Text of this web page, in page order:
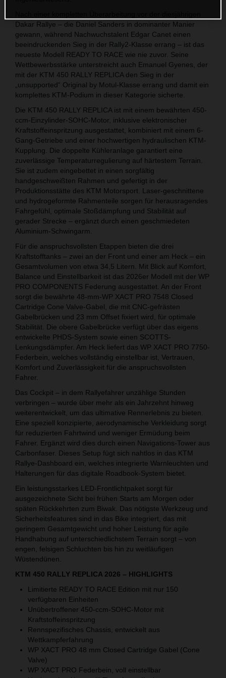
Dakar Rallye – die Daniel Sanders in dominanter Manier
gewann, während Nachwuchstalent Edgar Canet einen
beeindruckenden Sieg in der Rally2-Klasse errang – ist das
neueste Modell READY TO RACE wie nie zuvor. Seine
Wettbewerbsstärke unterstreicht auch Emanuel Gyenes, der
mit der KTM 450 RALLY REPLICA den Sieg in der
„unsupported“ Original by Motul-Klasse errang und damit ein
komplettes KTM-Podium in dieser Kategorie sicherte.
Die KTM 450 RALLY REPLICA ist mit einem bewährten 450-
ccm-Einzylinder-SOHC-Motor, inklusive elektronischer
Kraftstoffeinspritzung ausgestattet, kombiniert mit einem 6-
Gang-Getriebe und einer hochwertigen hydraulischen KTM-
Kupplung. Die doppelte Kühleranlage garantiert eine
zuverlässige Temperaturregulierung auf härtestem Terrain.
Sie ist zudem eingebettet in einen sorgfältig
handgeschweißten Rahmen und gefertigt in der
Produktionsstätte des KTM Motorsport. Laser-geschnittene
und hydrogeformte Rahmenteile sorgen für herausragendes
Fahrgefühl, optimale Stoßdämpfung und Stabilität auf
gerader Strecke – ergänzt durch einen geschmiedeten
Aluminium-Schwingarm.
Für die anspruchsvollsten Etappen bieten die drei
Kraftstofftanks – zwei an der Front und einer am Heck – ein
Gesamtvolumen von etwa 34,5 Litern. Mit Blick auf Komfort,
Balance und Einstellbarkeit ist das 2026er Modell mit der WP
PRO COMPONENTS Federung ausgestattet. An der Front
sorgt die bewährte 48-mm-WP XACT PRO 7548 Closed
Cartridge Cone Valve-Gabel, die mit CNC-gefrästen
Gabelbrücken und 23 mm Offset fixiert wird, für optimale
Stabilität. Die obere Gabelbrücke verfügt über das eigens
entwickelte PHDS-System sowie einen SCOTTS-
Lenkungsdämpfer. Am Heck liefert das WP XACT PRO 7750-
Federbein, welches vollständig einstellbar ist, Vertrauen,
Komfort und Zuverlässigkeit für die anspruchsvollsten
Fahrer.
Das Cockpit – in dem Rallyefahrer unzählige Stunden
verbringen – wurde über mehr als ein Jahrzehnt hinweg
weiterentwickelt, um das ultimative Rennerlebnis zu bieten.
Eine speziell konzipierte, aerodynamische Verkleidung sorgt
für reduzierten Fahrtwind und weniger Ermüdung beim
Fahrer. Ergänzt wird dies durch einen Navigations-Tower aus
Carbonfaser. Dieses Setup fügt sich nahtlos in das KTM
Rallye-Dashboard ein, welches integrierte Warnleuchten und
Halterungen für das digitale Roadbook-System bietet.
Ein leistungsstarkes LED-Frontlichtpaket sorgt für
ausgezeichnete Sicht bei frühen Starts am Morgen oder
späten Rückkehrten zum Biwak. Das nötigste Werkzeug und
Sicherheitsfeatures sind in das Bike integriert, das mit
geringem Gesamtgewicht und hoher Leistung für agile
Handhabung auf unterschiedlichstem Terrain sorgt – von
engen, felsigen Schluchten bis hin zu weitläufigen
Wüstendünen.
KTM 450 RALLY REPLICA 2026 – HIGHLIGHTS
Limitierte READY TO RACE Edition mit nur 150
verfügbaren Einheiten
Unübertroffener 450-ccm-SOHC-Motor mit
Kraftstoffeinspritzung
Rennspezifisches Chassis, entwickelt aus
Wettkampferfahrung
WP XACT PRO 48 mm Closed Cartridge Gabel (Cone
Valve)
WP XACT PRO Federbein, voll einstellbar